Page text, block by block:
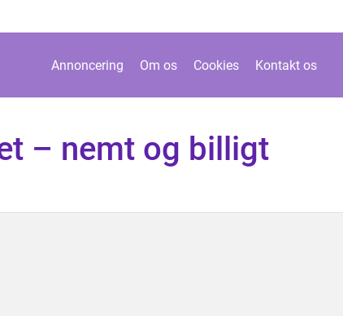
Annoncering Om os Cookies Kontakt os
– nemt og billigt